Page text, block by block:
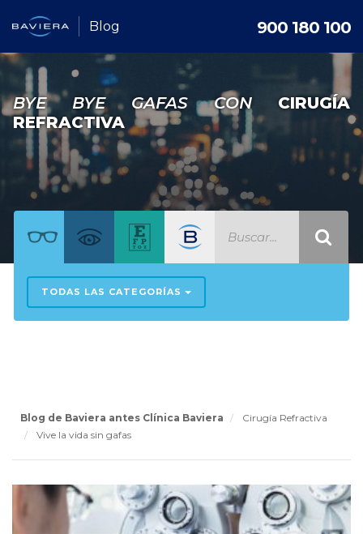
Blog 900 180 100
BYE BYE GAFAS CON CIRUGÍA
REFRACTIVA
TODAS LAS CATEGORÍAS
Blog de Baviera antes Clínica Baviera
Cirugía Refractiva
Vive la vida sin gafas